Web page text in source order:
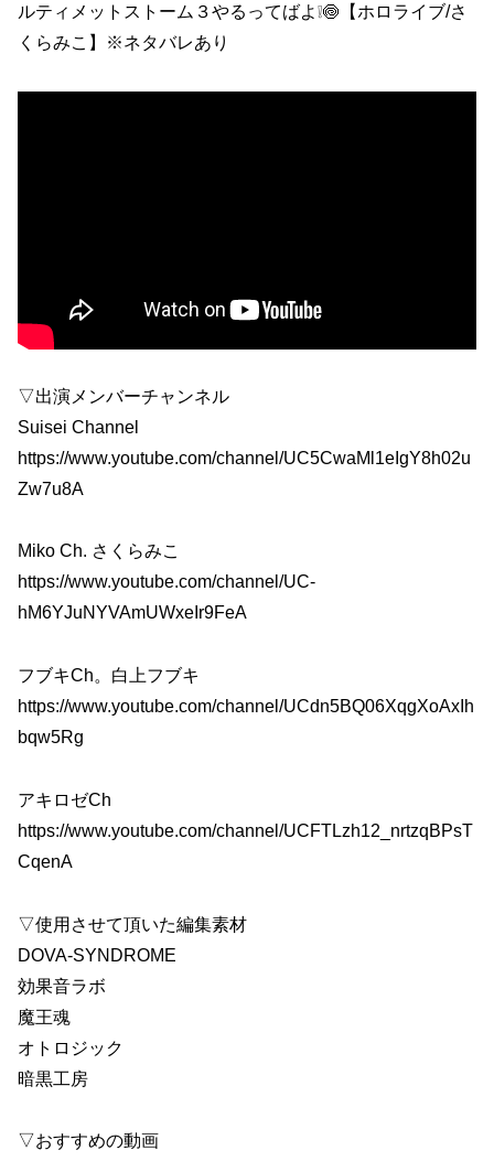
ルティメットストーム３やるってばよ❕🍥【ホロライブ/さ
くらみこ】※ネタバレあり
▽出演メンバーチャンネル
Suisei Channel
https://www.youtube.com/channel/UC5CwaMl1eIgY8h02u
Zw7u8A
Miko Ch. さくらみこ
https://www.youtube.com/channel/UC-
hM6YJuNYVAmUWxeIr9FeA
フブキCh。白上フブキ
https://www.youtube.com/channel/UCdn5BQ06XqgXoAxIh
bqw5Rg
アキロゼCh
https://www.youtube.com/channel/UCFTLzh12_nrtzqBPsT
CqenA
▽使用させて頂いた編集素材
DOVA-SYNDROME
効果音ラボ
魔王魂
オトロジック
暗黒工房
▽おすすめの動画